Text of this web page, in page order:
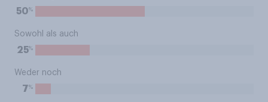
50%
Sowohl als auch
25%
Weder noch
7%